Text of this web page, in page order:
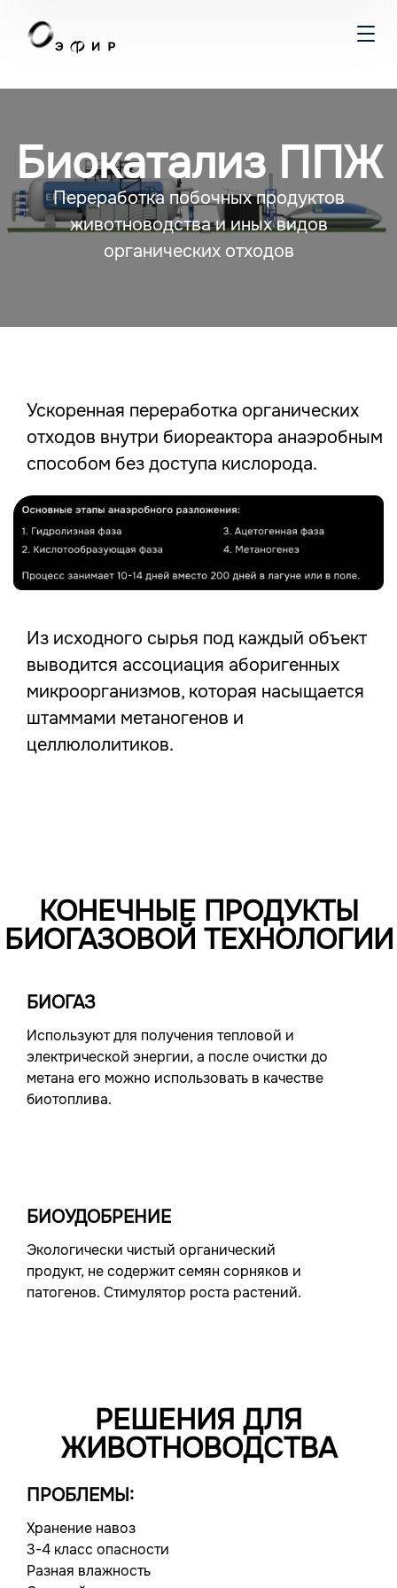
Биокатализ ППЖ
Переработка побочных продуктов
животноводства и иных видов
органических отходов
Ускоренная переработка органических
отходов внутри биореактора анаэробным
способом без доступа кислорода.
Из исходного сырья под каждый объект
выводится ассоциация аборигенных
микроорганизмов, которая насыщается
штаммами метаногенов и
целлюлолитиков.
КОНЕЧНЫЕ ПРОДУКТЫ
БИОГАЗОВОЙ ТЕХНОЛОГИИ
БИОГАЗ
Используют для получения тепловой и
электрической энергии, а после очистки до
метана его можно использовать в качестве
биотоплива.
БИОУДОБРЕНИЕ
Экологически чистый органический
продукт, не содержит семян сорняков и
патогенов. Стимулятор роста растений.
РЕШЕНИЯ ДЛЯ
ЖИВОТНОВОДСТВА
ПРОБЛЕМЫ:
Хранение навоз
3-4 класс опасности
Разная влажность